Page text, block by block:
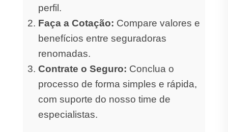
perfil.
Faça a Cotação: Compare valores e
benefícios entre seguradoras
renomadas.
Contrate o Seguro: Conclua o
processo de forma simples e rápida,
com suporte do nosso time de
especialistas.